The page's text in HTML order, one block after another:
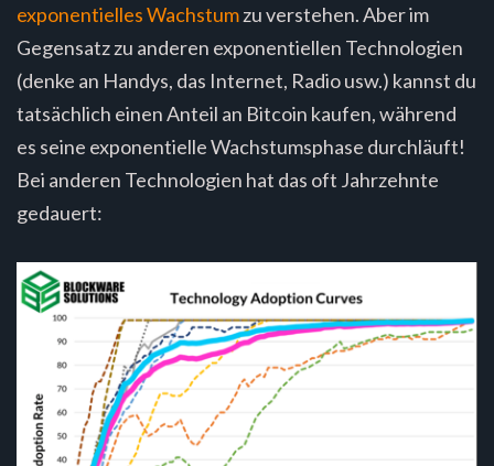
exponentielles Wachstumzu verstehen. Aber im
Gegensatz zu anderen exponentiellen Technologien
(denke an Handys, das Internet, Radio usw.) kannst du
tatsächlich einen Anteil an Bitcoin kaufen, während
es seine exponentielle Wachstumsphase durchläuft!
Bei anderen Technologien hat das oft Jahrzehnte
gedauert: